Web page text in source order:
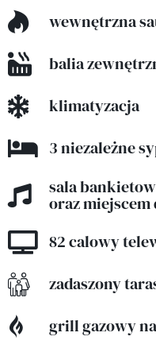
wewnętrzna
balia
klimatyzacja
3 niezależne
sala
oraz miejscem
82 calowy
zadaszony
grill gazowy